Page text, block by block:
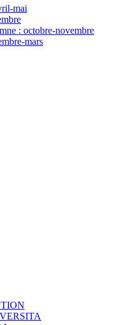
mai
: octobre-novembre
mars